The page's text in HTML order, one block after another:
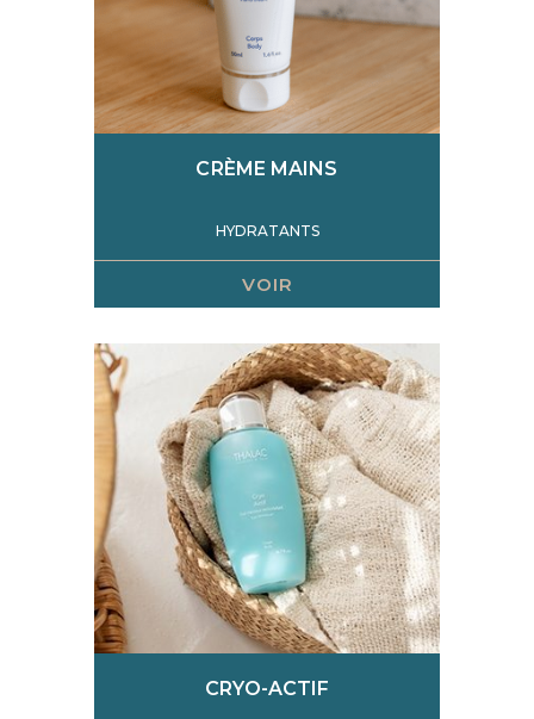
CRÈME MAINS
HYDRATANTS
VOIR
CRYO-ACTIF